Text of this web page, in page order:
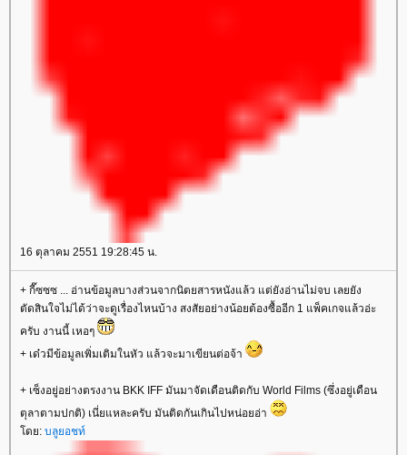
16 ตุลาคม 2551 19:28:45 น.
+ กี๊ซซซ ... อ่านข้อมูลบางส่วนจากนิตยสารหนังแล้ว แต่ยังอ่านไม่จบ เลยยัง
ตัดสินใจไม่ได้ว่าจะดูเรื่องไหนบ้าง สงสัยอย่างน้อยต้องซื้ออีก 1 แพ็คเกจแล้วอ่ะ
ครับ งานนี้ เหอๆ
+ เด๋วมีข้อมูลเพิ่มเติมในหัว แล้วจะมาเขียนต่อจ้า
+ เซ็งอยู่อย่างตรงงาน BKK IFF มันมาจัดเดือนติดกับ World Films (ซึ่งอยู่เดือน
ตุลาตามปกติ) เนี่ยแหละครับ มันติดกันเกินไปหน่อยอ่า
ดย: บลูยอชท์